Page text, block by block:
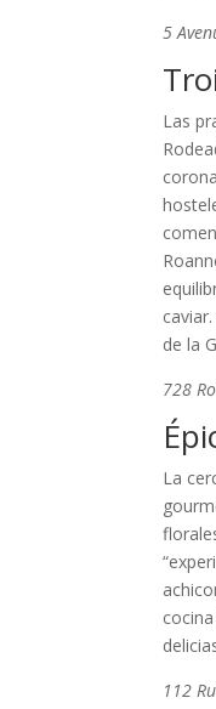
5
Las
de la
728
La
112